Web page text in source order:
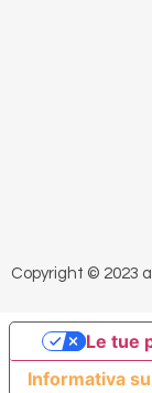
Copyright © 2023
Informativa
Le tue